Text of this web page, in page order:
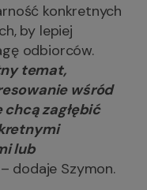
konkretnych
by lepiej
odbiorców.
temat,
wśród
zagłębić
lub
dodaje Szymon.